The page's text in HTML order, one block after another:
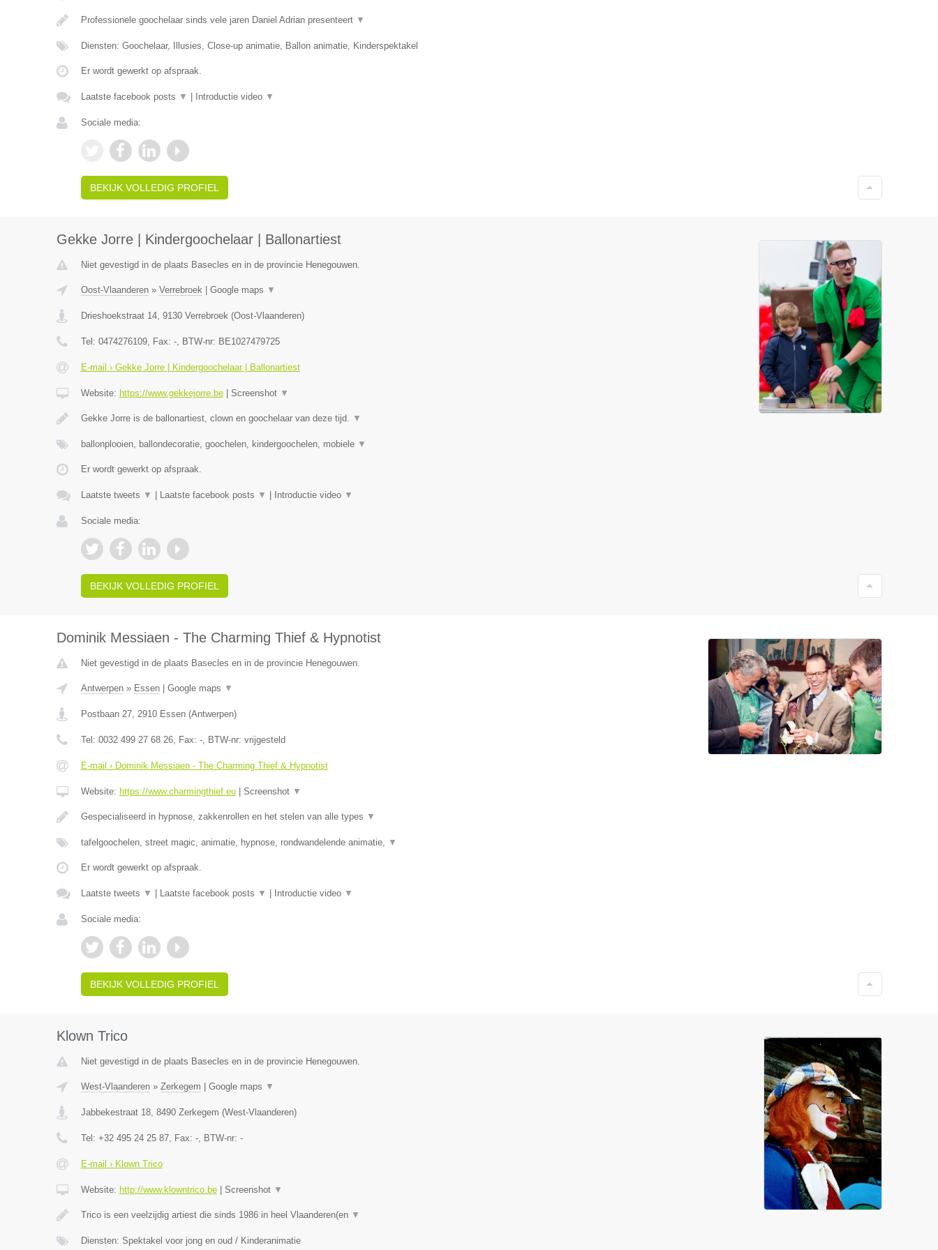
Professionele goochelaar sinds vele jaren Daniel Adrian presenteert ▼
Diensten: Goochelaar, Illusies, Close-up animatie, Ballon animatie, Kinderspektakel
Er wordt gewerkt op afspraak.
Laatste facebook posts ▼ Introductie video ▼
Sociale media:
BEKIJK VOLLEDIG PROFIEL
Gekke Jorre | Kindergoochelaar | Ballonartiest
Niet gevestigd in de plaats Basecles en in de provincie Henegouwen.
Oost-Vlaanderen» Verrebroek| Google maps ▼
Drieshoekstraat 14, 9130 Verrebroek(Oost-Vlaanderen)
Tel: 0474276109, Fax: -, BTW-nr: BE1027479725
E-mail › Gekke Jorre | Kindergoochelaar | Ballonartiest
Website: https://www.gekkejorre.be| Screenshot ▼
Gekke Jorre is de ballonartiest, clown en goochelaar van deze tijd. ▼
ballonplooien, ballondecoratie, goochelen, kindergoochelen, mobiele ▼
Er wordt gewerkt op afspraak.
Laatste tweets ▼ Laatste facebook posts ▼ Introductie video ▼
Sociale media:
BEKIJK VOLLEDIG PROFIEL
Dominik Messiaen - The Charming Thief & Hypnotist
Niet gevestigd in de plaats Basecles en in de provincie Henegouwen.
Antwerpen» Essen| Google maps ▼
Postbaan 27, 2910 Essen(Antwerpen)
Tel: 0032 499 27 68 26, Fax: -, BTW-nr: vrijgesteld
E-mail › Dominik Messiaen - The Charming Thief & Hypnotist
Website: https://www.charmingthief.eu| Screenshot ▼
Gespecialiseerd in hypnose, zakkenrollen en het stelen van alle types ▼
tafelgoochelen, street magic, animatie, hypnose, rondwandelende animatie, ▼
Er wordt gewerkt op afspraak.
Laatste tweets ▼ Laatste facebook posts ▼ Introductie video ▼
Sociale media:
BEKIJK VOLLEDIG PROFIEL
Klown Trico
Niet gevestigd in de plaats Basecles en in de provincie Henegouwen.
West-Vlaanderen» Zerkegem Google maps ▼
Jabbekestraat 18, 8490 Zerkegem (West-Vlaanderen)
Tel: +32 495 24 25 87, Fax: -, BTW-nr: -
E-mail › Klown Trico
Website: http://www.klowntrico.be| Screenshot ▼
Trico is een veelzijdig artiest die sinds 1986 in heel Vlaanderen(en ▼
Diensten: Spektakel voor jong en oud / Kinderanimatie